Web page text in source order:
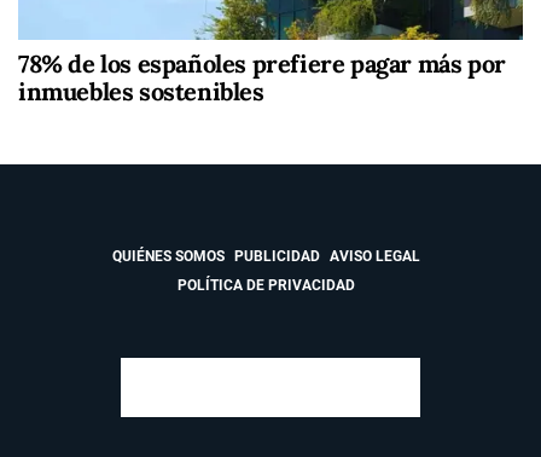
78% de los españoles prefiere pagar más por
inmuebles sostenibles
QUIÉNES SOMOS PUBLICIDAD
AVISO LEGAL
POLÍTICA DE PRIVACIDAD